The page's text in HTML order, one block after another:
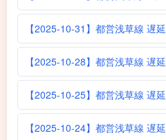
【2025-10-31】都営浅草線 遅延
【2025-10-28】都営浅草線 遅延
【2025-10-25】都営浅草線 遅延
【2025-10-24】都営浅草線 遅延